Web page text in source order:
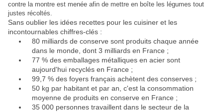
contre la montre est menée afin de mettre en boîte les légumes tout
justes récoltés.
Sans oublier les idées recettes pour les cuisiner et les
incontournables chiffres-clés :
80 milliards de conserve sont produits chaque année
dans le monde, dont 3 milliards en France ;
77 % des emballages métalliques en acier sont
aujourd'hui recyclés en France ;
99,7 % des foyers français achètent des conserves ;
50 kg par habitant et par an, c'est la consommation
moyenne de produits en conserve en France ;
35 000 personnes travaillent dans le secteur de la